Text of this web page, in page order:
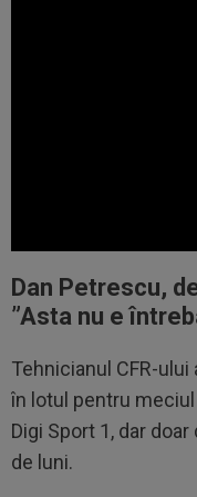
Dan Petrescu,
”Asta nu e
Tehnicianul CFR-
în lotul pentru meciul
Digi Sport 1, dar
de luni.